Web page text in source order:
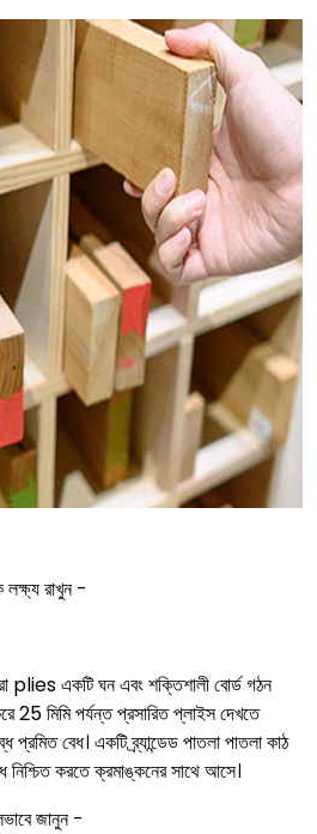
লক্ষ্য রাখুন -
plies একটি ঘন এবং শক্তিশালী বোর্ড গঠন
মিমি পর্যন্ত প্রসারিত প্লাইস দেখতে
প্রমিত বেধ। একটি ব্র্যান্ডেড পাতলা পাতলা কাঠ
নিশ্চিত করতে ক্রমাঙ্কনের সাথে আসে।
জানুন -